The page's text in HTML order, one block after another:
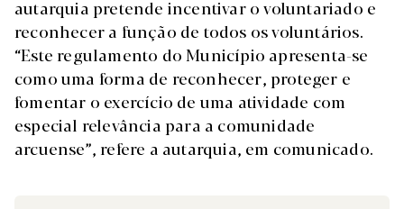
autarquia pretende incentivar o voluntariado e
reconhecer a função de todos os voluntários.
“Este regulamento do Município apresenta-se
como uma forma de reconhecer, proteger e
fomentar o exercício de uma atividade com
especial relevância para a comunidade
arcuense”, refere a autarquia, em comunicado.